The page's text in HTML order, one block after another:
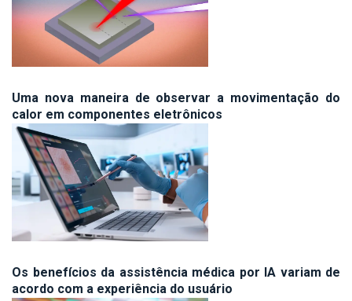
Uma nova maneira de observar a movimentação do
calor em componentes eletrônicos
Os benefícios da assistência médica por IA variam de
acordo com a experiência do usuário